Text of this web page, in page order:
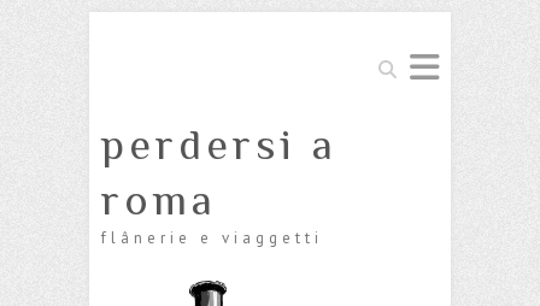
Cerca
perdersi a
roma
flânerie e viaggetti